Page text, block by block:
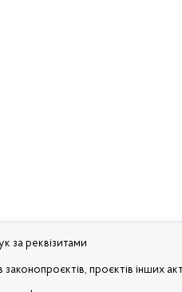
за реквізитами
законопроєктів, проєктів інших